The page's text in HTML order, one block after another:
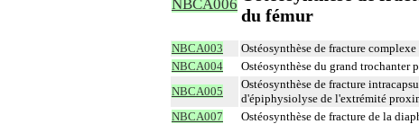
NBCA006
du fémur
NBCA003 Ostéosynthèse de fracture
NBCA004 Ostéosynthèse du grand trochanter
NBCA005
Ostéosynthèse de fracture
d'épiphysiolyse de l'extrémité
NBCA007 Ostéosynthèse de fracture de la